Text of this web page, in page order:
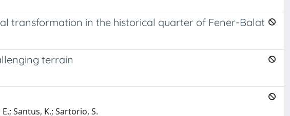
transformation in the historical quarter of Fener-Balat
terrain
Santus, K.; Sartorio, S.